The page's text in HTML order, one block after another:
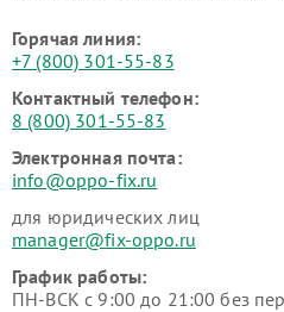
Горячая линия:
+7 (800) 301-55-83
Контактный телефон:
8 (800) 301-55-83
Электронная почта:
info@oppo-fix.ru
для юридических лиц
manager@fix-oppo.ru
График работы:
ПН-ВСК с 9:00 до 21:00 без